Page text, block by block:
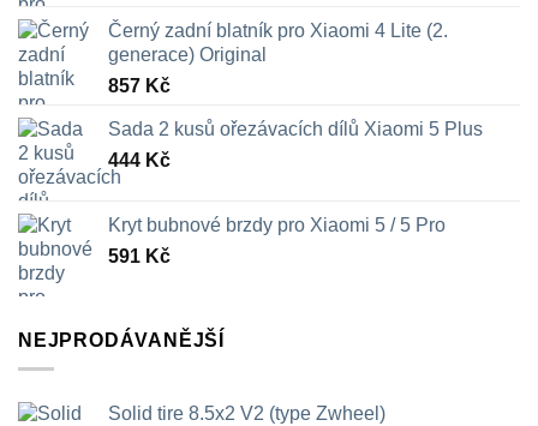
Černý zadní blatník pro Xiaomi 4 Lite (2.
generace) Original
857 Kč
Sada 2 kusů ořezávacích dílů Xiaomi 5 Plus
444 Kč
Kryt bubnové brzdy pro Xiaomi 5 / 5 Pro
591 Kč
NEJPRODÁVANĚJŠÍ
Solid tire 8.5x2 V2 (type Zwheel)